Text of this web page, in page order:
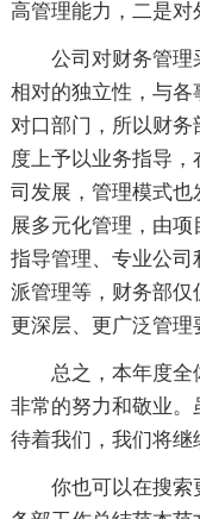
高管理能力，二是对
公司对财务管理
相对的独立性，与
对口部门，所以财务
度上予以业务指导
司发展，管理模式
展多元化管理，由
指导管理、专业公
派管理等，财务部仅
更深层、更广泛管理
总之，本年度全
非常的努力和敬业
待着我们，我们将继
你也可以在搜索